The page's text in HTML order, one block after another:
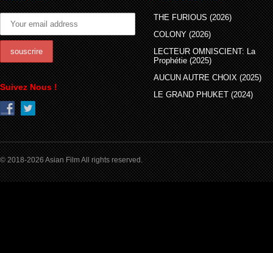
Suivez Nous !
THE FURIOUS (2026)
COLONY (2026)
LECTEUR OMNISCIENT: La
Prophétie (2025)
AUCUN AUTRE CHOIX (2025)
LE GRAND PHUKET (2024)
© 2018-2026 Asian Film All rights reserved.